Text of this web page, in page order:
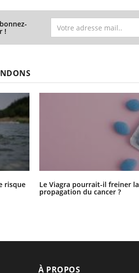
!
risque Le Viagra pourrait-il freiner la
propagation du cancer ?
À PROPOS